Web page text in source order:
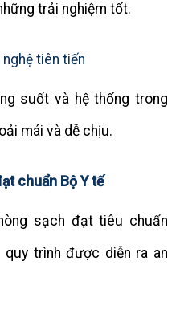
trải nghiệm tốt.
tiên tiến
suốt và hệ thống trong
mái và dễ chịu.
chuẩn Bộ Y tế
sạch đạt tiêu chuẩn
trình được diễn ra an